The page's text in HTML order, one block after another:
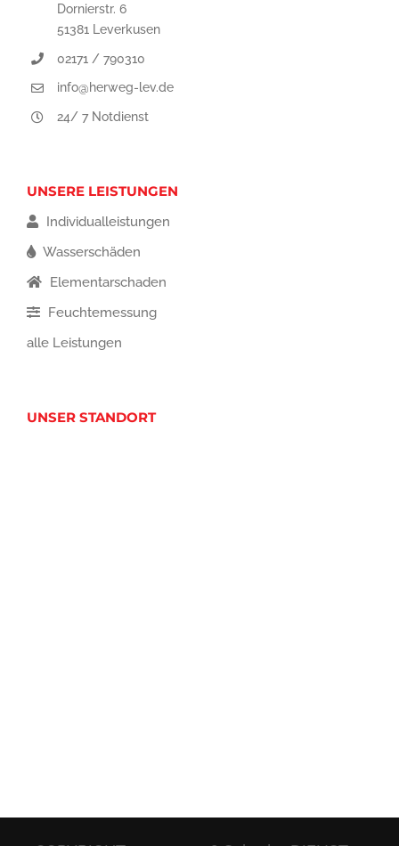
Dornierstr. 6
51381 Leverkusen
02171 / 790310
info@herweg-lev.de
24/ 7 Notdienst
UNSERE LEISTUNGEN
Individualleistungen
Wasserschäden
Elementarschaden
Feuchtemessung
alle Leistungen
UNSER STANDORT